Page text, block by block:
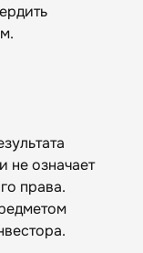
не означает
права.